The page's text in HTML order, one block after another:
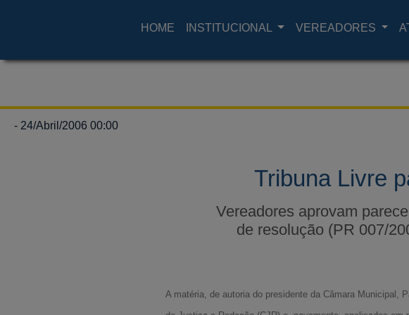
HOME INSTITUCIONAL VEREADORES
- 24/Abril/2006 00:00
Tribuna Livre
Vereadores aprovam
de resolução (PR 007/
A matéria, de autoria do presidente da Câmara Municipal,